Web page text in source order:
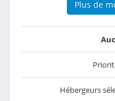
Plus de
Hébergeurs